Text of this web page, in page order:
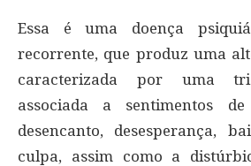
Essa é uma doença
recorrente, que produz uma
caracterizada por uma
associada a sentimentos
desencanto, desesperança,
culpa, assim como a